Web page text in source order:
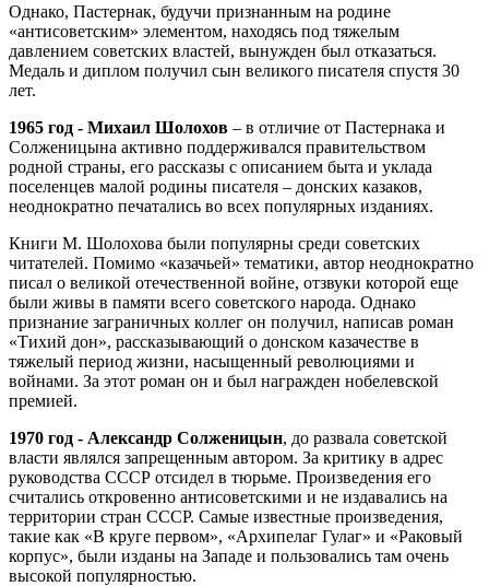
Однако, Пастернак, будучи признанным на родине
«антисоветским» элементом, находясь под тяжелым
давлением советских властей, вынужден был отказаться.
Медаль и диплом получил сын великого писателя спустя 30
лет.
1965 год ‐ Михаил Шолохов – в отличие от Пастернака и
Солженицына активно поддерживался правительством
родной страны, его рассказы с описанием быта и уклада
поселенцев малой родины писателя – донских казаков,
неоднократно печатались во всех популярных изданиях.
Книги М. Шолохова были популярны среди советских
читателей. Помимо «казачьей» тематики, автор неоднократно
писал о великой отечественной войне, отзвуки которой еще
были живы в памяти всего советского народа. Однако
признание заграничных коллег он получил, написав роман
«Тихий дон», рассказывающий о донском казачестве в
тяжелый период жизни, насыщенный революциями и
войнами. За этот роман он и был награжден нобелевской
премией.
1970 год ‐ Александр Солженицын, до развала советской
власти являлся запрещенным автором. За критику в адрес
руководства СССР отсидел в тюрьме. Произведения его
считались откровенно антисоветскими и не издавались на
территории стран СССР. Самые известные произведения,
такие как «В круге первом», «Архипелаг Гулаг» и «Раковый
корпус», были изданы на Западе и пользовались там очень
высокой популярностью.